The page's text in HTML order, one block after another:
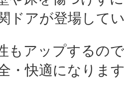
ドアが登場して
もアップするの
・快適になりま